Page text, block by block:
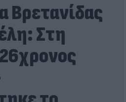
Βρετανίδας
Στη